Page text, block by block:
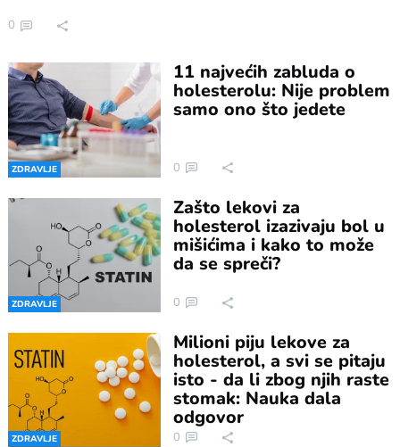
0
ZDRAVLJE
11 najvećih zabluda o
holesterolu: Nije problem
samo ono što jedete
0
ZDRAVLJE
Zašto lekovi za
holesterol izazivaju bol u
mišićima i kako to može
da se spreči?
0
ZDRAVLJE
Milioni piju lekove za
holesterol, a svi se pitaju
isto - da li zbog njih raste
stomak: Nauka dala
odgovor
0